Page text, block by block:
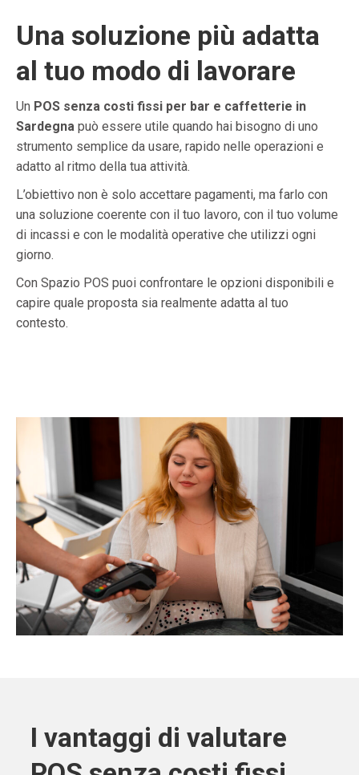
Una soluzione più adatta
al tuo modo di lavorare
Un POS senza costi fissi per bar e caffetterie in
Sardegna può essere utile quando hai bisogno di uno
strumento semplice da usare, rapido nelle operazioni e
adatto al ritmo della tua attività.
L’obiettivo non è solo accettare pagamenti, ma farlo con
una soluzione coerente con il tuo lavoro, con il tuo volume
di incassi e con le modalità operative che utilizzi ogni
giorno.
Con Spazio POS puoi confrontare le opzioni disponibili e
capire quale proposta sia realmente adatta al tuo
contesto.
I vantaggi di valutare